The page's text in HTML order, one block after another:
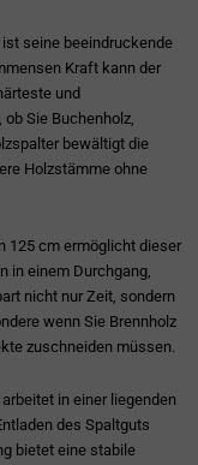
seine beeindruckende
Kraft kann der
und
Sie Buchenholz,
bewältigt die
Holzstämme ohne
125 cm ermöglicht dieser
in einem Durchgang,
nicht nur Zeit, sondern
wenn Sie Brennholz
zuschneiden müssen.
arbeitet in einer liegenden
des Spaltguts
bietet eine stabile